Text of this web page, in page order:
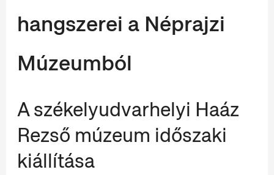
hangszerei a Néprajzi
Múzeumból
A székelyudvarhelyi Haáz
Rezső múzeum időszaki
kiállítása